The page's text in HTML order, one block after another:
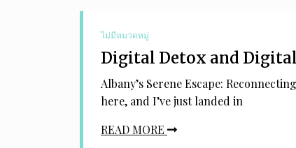
ไม่มีหมวดหมู่
Digital Detox and
Albany’s Serene Escape:
here, and I’ve just landed in
READ MORE